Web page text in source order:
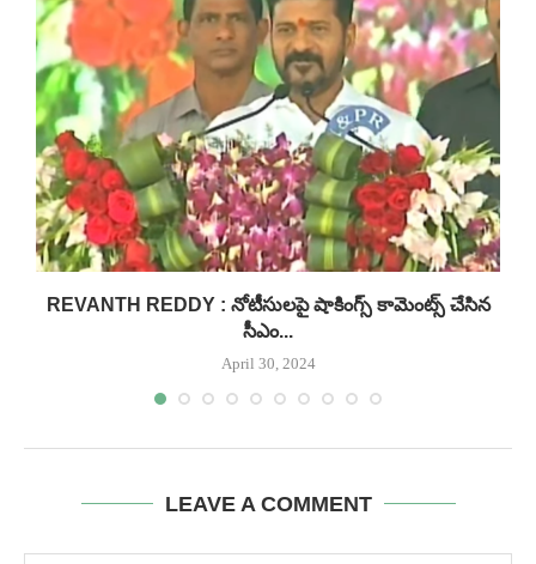
REVANTH REDDY : నోటీసులపై షాకింగ్స్ కామెంట్స్ చేసిన
సీఎం...
April 30, 2024
LEAVE A COMMENT